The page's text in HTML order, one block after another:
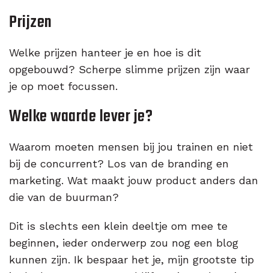
Prijzen
Welke prijzen hanteer je en hoe is dit
opgebouwd? Scherpe slimme prijzen zijn waar
je op moet focussen.
Welke waarde lever je?
Waarom moeten mensen bij jou trainen en niet
bij de concurrent? Los van de branding en
marketing. Wat maakt jouw product anders dan
die van de buurman?
Dit is slechts een klein deeltje om mee te
beginnen, ieder onderwerp zou nog een blog
kunnen zijn. Ik bespaar het je, mijn grootste tip